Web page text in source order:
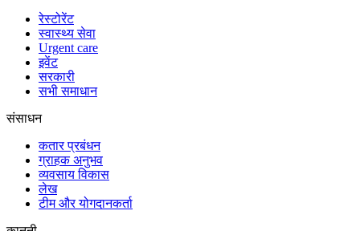
रेस्टोरेंट
स्वास्थ्य सेवा
Urgent care
इवेंट
सरकारी
सभी समाधान
संसाधन
कतार प्रबंधन
ग्राहक अनुभव
व्यवसाय विकास
लेख
टीम और योगदानकर्ता